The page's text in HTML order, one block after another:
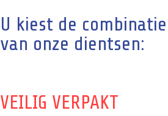
U kiest de combinatie
van onze dientsen:
VEILIG VERPAKT